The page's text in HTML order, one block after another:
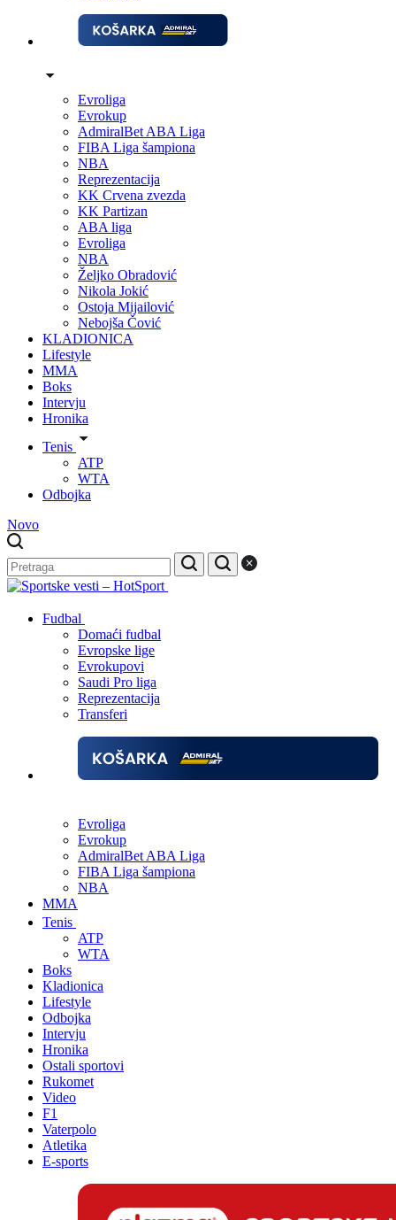
Evroliga
Evrokup
AdmiralBet ABA Liga
FIBA Liga šampiona
NBA
Reprezentacija
KK Crvena zvezda
KK Partizan
ABA liga
Evroliga
NBA
Željko Obradović
Nikola Jokić
Ostoja Mijailović
Nebojša Čović
KLADIONICA
Lifestyle
MMA
Boks
Intervju
Hronika
Tenis
ATP
WTA
Odbojka
Novo
Fudbal
Domaći fudbal
Evropske lige
Evrokupovi
Saudi Pro liga
Reprezentacija
Transferi
Evroliga
Evrokup
AdmiralBet ABA Liga
FIBA Liga šampiona
NBA
MMA
Tenis
ATP
WTA
Boks
Kladionica
Lifestyle
Odbojka
Intervju
Hronika
Ostali sportovi
Rukomet
Video
F1
Vaterpolo
Atletika
E-sports